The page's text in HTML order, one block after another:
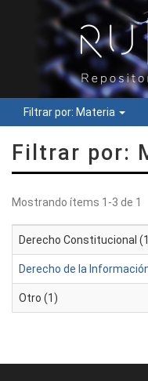
Filtrar por: Materia
Filtrar por:
Mostrando ítems 1-3 de 1
Derecho Constitucional
Derecho de la
Otro (1)